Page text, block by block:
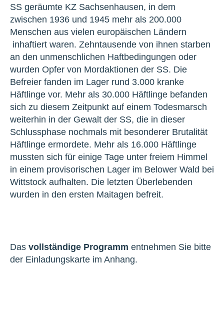
SS geräumte KZ Sachsenhausen, in dem
zwischen 1936 und 1945 mehr als 200.000
Menschen aus vielen europäischen Ländern
inhaftiert waren. Zehntausende von ihnen starben
an den unmenschlichen Haftbedingungen oder
wurden Opfer von Mordaktionen der SS. Die
Befreier fanden im Lager rund 3.000 kranke
Häftlinge vor. Mehr als 30.000 Häftlinge befanden
sich zu diesem Zeitpunkt auf einem Todesmarsch
weiterhin in der Gewalt der SS, die in dieser
Schlussphase nochmals mit besonderer Brutalität
Häftlinge ermordete. Mehr als 16.000 Häftlinge
mussten sich für einige Tage unter freiem Himmel
in einem provisorischen Lager im Belower Wald bei
Wittstock aufhalten. Die letzten Überlebenden
wurden in den ersten Maitagen befreit.
Das vollständige Programm entnehmen Sie bitte
der Einladungskarte im Anhang.